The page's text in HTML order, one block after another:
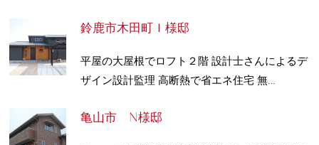
鈴鹿市木田町Ｉ様邸
平屋の大屋根でロフト２階 設計士さんによるデ
ザイン設計監理 高断熱で省エネ住宅 無…
亀山市 N様邸